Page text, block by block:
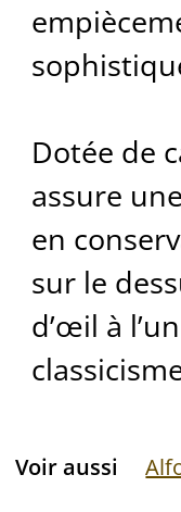
Dotée de
assure
en
sur le
d’œil à
Voir aussi